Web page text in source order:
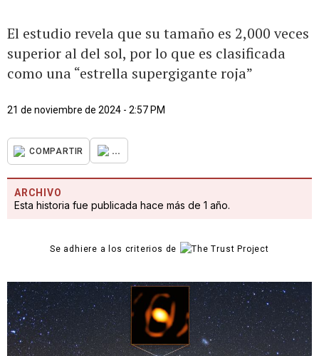
El estudio revela que su tamaño es 2,000 veces
superior al del sol, por lo que es clasificada
como una “estrella supergigante roja”
21 de noviembre de 2024 - 2:57 PM
COMPARTIR ...
ARCHIVO
Esta historia fue publicada hace más de 1 año.
Se adhiere a los criterios de